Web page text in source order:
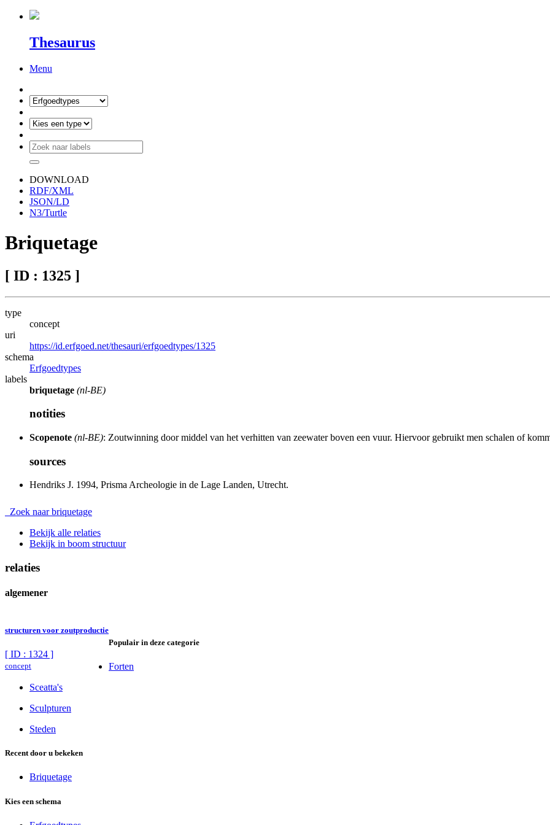
Thesaurus
Menu
DOWNLOAD
RDF/XML
JSON/LD
N3/Turtle
Briquetage
[ ID : 1325 ]
type
concept
uri
https://id.erfgoed.net/thesauri/erfgoedtypes/1325
schema
Erfgoedtypes
labels
briquetage (nl-BE)
notities
Scopenote (nl-BE): Zoutwinning door middel van het verhitten van zeewater boven een vuur. Hiervoor gebruikt men schalen of
sources
Hendriks J. 1994, Prisma Archeologie in de Lage Landen, Utrecht.
Zoek naar briquetage
Bekijk alle relaties
Bekijk in boom structuur
relaties
algemener
structuren voor zoutproductie
[ ID : 1324 ]
concept
Populair in deze categorie
Forten
Sceatta's
Sculpturen
Steden
Recent door u bekeken
Briquetage
Kies een schema